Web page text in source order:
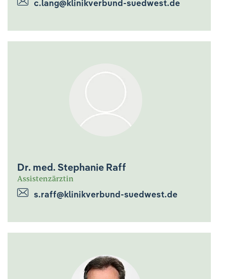
c.lang@klinikverbund-suedwest.de
Dr. med. Stephanie Raff
Assistenzärztin
s.raff@klinikverbund-suedwest.de